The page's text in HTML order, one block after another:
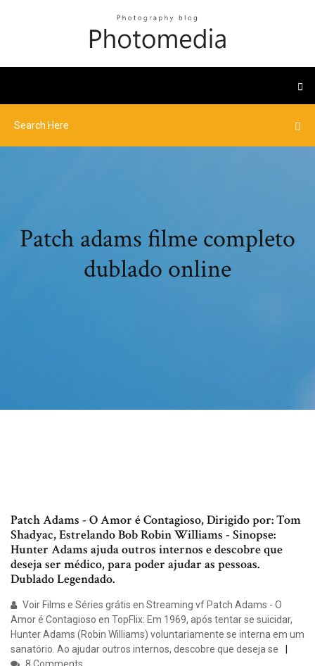
Patch adams filme completo
dublado online
Patch Adams - O Amor é Contagioso, Dirigido por: Tom
Shadyac, Estrelando Bob Robin Williams - Sinopse:
Hunter Adams ajuda outros internos e descobre que
deseja ser médico, para poder ajudar as pessoas.
Dublado Legendado.
Voir Films e Séries grátis en Streaming vf Patch Adams - O
Amor é Contagioso en TopFlix: Em 1969, após tentar se suicidar,
Hunter Adams (Robin Williams) voluntariamente se interna em um
sanatório. Ao ajudar outros internos, descobre que deseja se